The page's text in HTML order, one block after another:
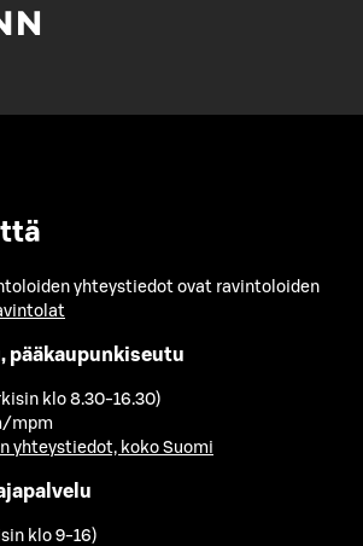
yhteystiedot ovat ravintoloiden
pääkaupunkiseutu
klo 8.30-16.30)
mpm
yhteystiedot, koko Suomi
klo 9-16)